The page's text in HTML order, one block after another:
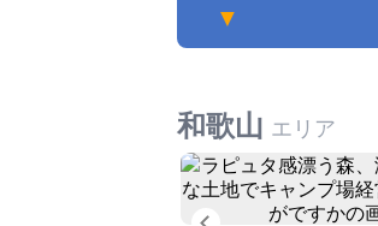
▼
和歌山 エリア